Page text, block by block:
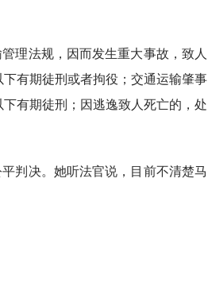
理法规，因而发生重大事故，致人
有期徒刑或者拘役；交通运输肇事
有期徒刑；因逃逸致人死亡的，处
判决。她听法官说，目前不清楚马